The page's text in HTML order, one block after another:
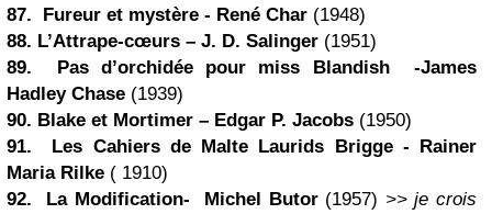
87. Fureur et mystère - René Char (1948)
88. L’Attrape-cœurs – J. D. Salinger (1951)
89. Pas d’orchidée pour miss Blandish -James
Hadley Chase (1939)
90. Blake et Mortimer – Edgar P. Jacobs (1950)
91. Les Cahiers de Malte Laurids Brigge - Rainer
Maria Rilke ( 1910)
92. La Modification- Michel Butor (1957) >> je crois